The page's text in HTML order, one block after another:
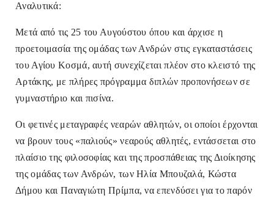
Αναλυτικά:
Μετά από τις 25 του Αυγούστου όπου και άρχισε η
προετοιμασία της ομάδας των Ανδρών στις εγκαταστάσεις
του Αγίου Κοσμά, αυτή συνεχίζεται πλέον στο κλειστό της
Αρτάκης, με πλήρες πρόγραμμα διπλών προπονήσεων σε
γυμναστήριο και πισίνα.
Οι φετινές μεταγραφές νεαρών αθλητών, οι οποίοι έρχονται
να βρουν τους «παλιούς» νεαρούς αθλητές, εντάσσεται στο
πλαίσιο της φιλοσοφίας και της προσπάθειας της Διοίκησης
της ομάδας των Ανδρών, των Ηλία Μπουζαλά, Κώστα
Δήμου και Παναγιώτη Πρίμπα, να επενδύσει για το παρόν